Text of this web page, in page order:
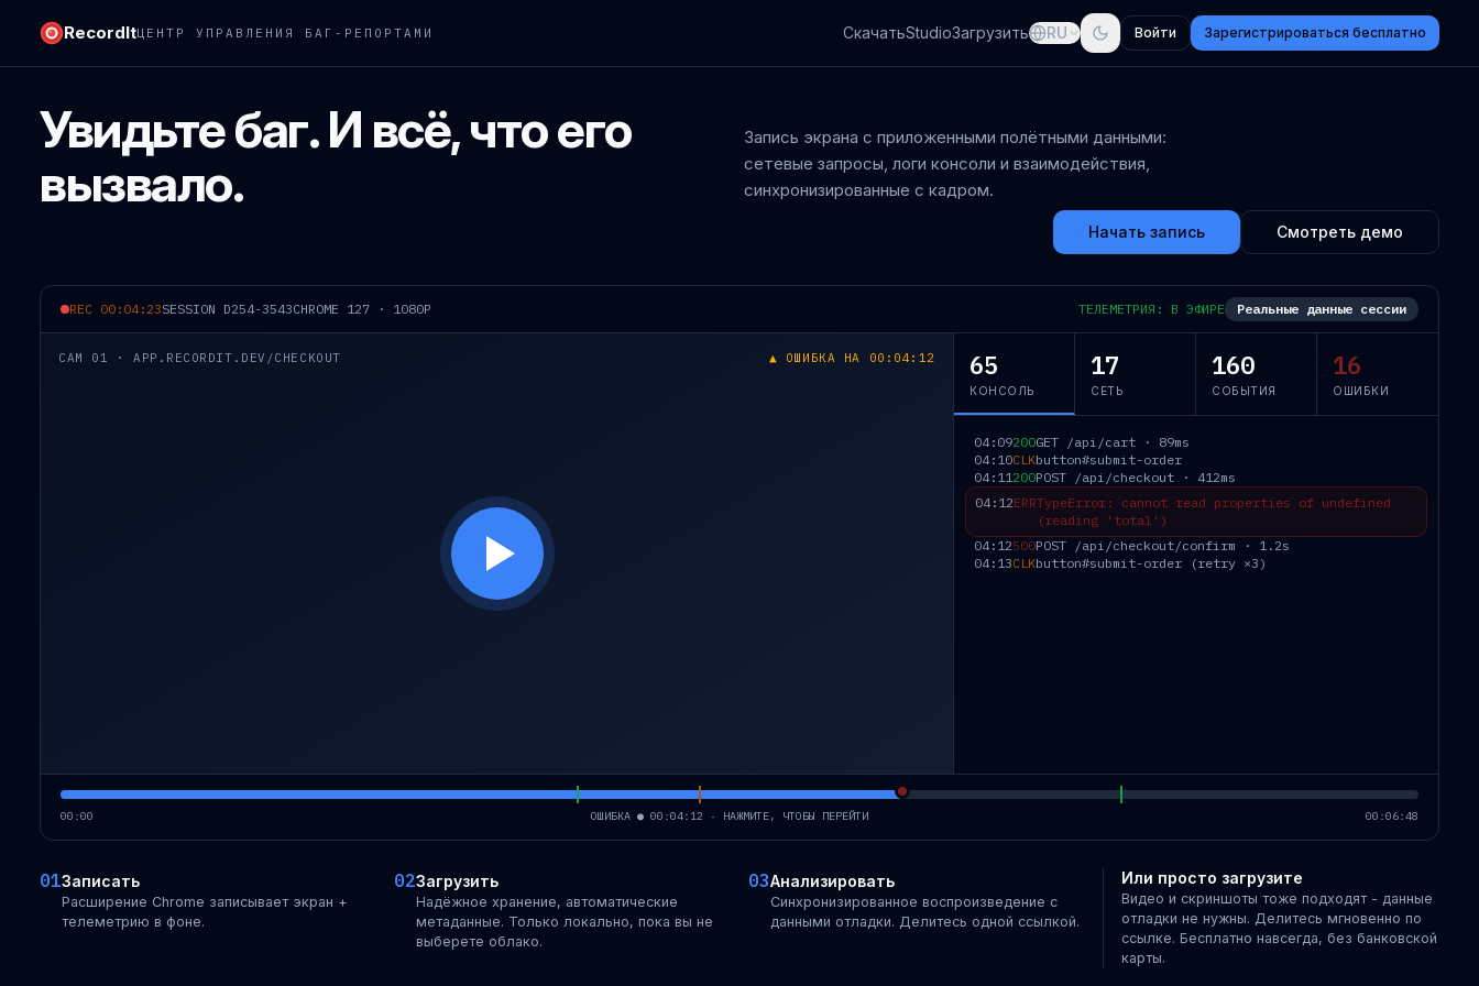
RecordItЦЕНТР УПРАВЛЕНИЯ БАГ-РЕПОРТАМИ СкачатьStudioЗагрузить RU Войти Зарегистрироваться бесплатно
Увидьте баг. И всё, что его
вызвало.
Запись экрана с приложенными полётными данными:
сетевые запросы, логи консоли и взаимодействия,
синхронизированные с кадром.
Начать запись Смотреть демо
REC 00:04:23SESSION D254-3543CHROME 127 · 1080P ТЕЛЕМЕТРИЯ: В ЭФИРЕ Реальные данные сессии
CAM 01 · APP.RECORDIT.DEV/CHECKOUT ▲ ОШИБКА НА 00:04:12 65
КОНСОЛЬ
17
СЕТЬ
160
СОБЫТИЯ
16
ОШИБКИ
04:09200GET /api/cart · 89ms
04:10CLKbutton#submit-order
04:11200POST /api/checkout · 412ms
04:12ERRTypeError: cannot read properties of undefined
(reading 'total')
04:12500POST /api/checkout/confirm · 1.2s
04:13CLKbutton#submit-order (retry ×3)
00:00 ОШИБКА ● 00:04:12 · НАЖМИТЕ, ЧТОБЫ ПЕРЕЙТИ 00:06:48
01Записать
Расширение Chrome записывает экран +
телеметрию в фоне.
02Загрузить
Надёжное хранение, автоматические
метаданные. Только локально, пока вы не
выберете облако.
03Анализировать
Синхронизированное воспроизведение с
данными отладки. Делитесь одной ссылкой.
Или просто загрузите
Видео и скриншоты тоже подходят - данные
отладки не нужны. Делитесь мгновенно по
ссылке. Бесплатно навсегда, без банковской
карты.